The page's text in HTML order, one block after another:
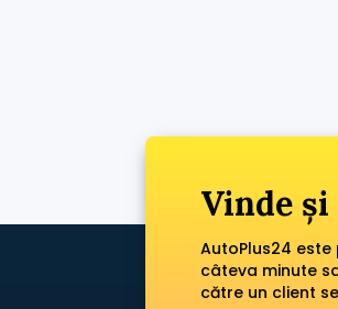
Vinde
AutoPlus24
câteva minute
către un client